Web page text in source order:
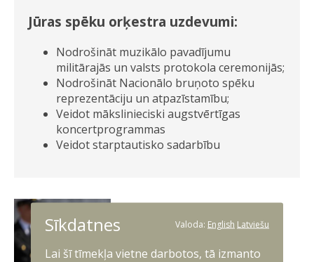
Jūras spēku orķestra uzdevumi:
Nodrošināt muzikālo pavadījumu
militārajās un valsts protokola ceremonijās;
Nodrošināt Nacionālo bruņoto spēku
reprezentāciju un atpazīstamību;
Veidot mākslinieciski augstvērtīgas
koncertprogrammas
Veidot starptautisko sadarbību
Sīkdatnes Valoda: English Latviešu
Lai šī tīmekļa vietne darbotos, tā izmanto